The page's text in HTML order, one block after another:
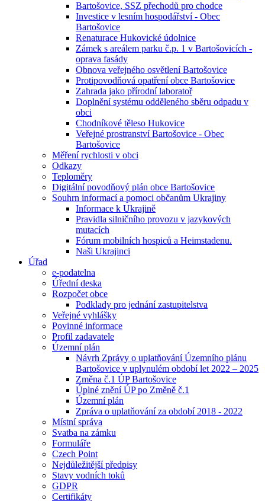
Bartošovice, SSZ přechodů pro chodce
Investice v lesním hospodářství - Obec
Bartošovice
Renaturace Hukovické údolnice
Zámek s areálem parku č.p. 1 v Bartošovicích -
oprava fasády
Obnova veřejného osvětlení Bartošovice
Protipovodňová opatření obce Bartošovice
Zahrada jako přírodní laboratoř
Doplnění systému odděleného sběru odpadu v
obci
Chodníkové těleso Hukovice
Veřejné prostranství Bartošovice - Obec
Bartošovice
Měření rychlosti v obci
Odkazy
Teploměry
Digitální povodňový plán obce Bartošovice
Souhrn informací a pomoci občanům Ukrajiny
Informace k Ukrajině
Pravidla silničního provozu v jazykových
mutacích
Fórum mobilních hospiců a Heimstadenu.
Naši Ukrajinci
Úřad
e-podatelna
Úřední deska
Rozpočet obce
Podklady pro jednání zastupitelstva
Veřejné vyhlášky
Povinné informace
Profil zadavatele
Územní plán
Návrh Zprávy o uplatňování Územního plánu
Bartošovice v uplynulém období let 2022 – 2025
Změna č.1 ÚP Bartošovice
Úplné znění ÚP po Změně č.1
Územní plán
Zpráva o uplatňování za období 2018 - 2022
Místní správa
Svatba na zámku
Formuláře
Czech Point
Nejdůležitější předpisy
Stavy vodních toků
GDPR
Certifikáty